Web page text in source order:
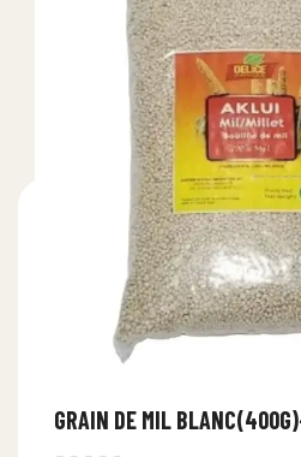
GRAIN DE MIL